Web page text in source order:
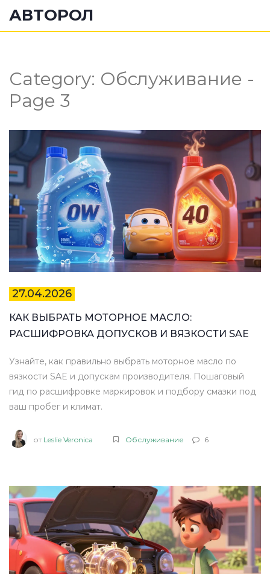
АВТОРОЛ
Category: Обслуживание -
Page 3
27.04.2026
КАК ВЫБРАТЬ МОТОРНОЕ МАСЛО:
РАСШИФРОВКА ДОПУСКОВ И ВЯЗКОСТИ SAE
Узнайте, как правильно выбрать моторное масло по
вязкости SAE и допускам производителя. Пошаговый
гид по расшифровке маркировок и подбору смазки под
ваш пробег и климат.
от Leslie Veronica Обслуживание 6